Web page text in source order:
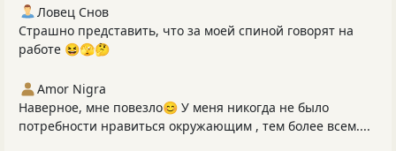
Ловец Снов
Страшно представить, что за моей спиной говорят на
работе 😆🫣🤔
Amor Nigra
Наверное, мне повезло😊 У меня никогда не было
потребности нравиться окружающим , тем более всем....